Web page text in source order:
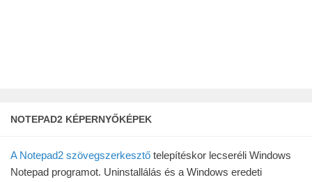
NOTEPAD2 KÉPERNYŐKÉPEK
A Notepad2 szövegszerkesztő telepítéskor lecseréli Windows
Notepad programot. Uninstallálás és a Windows eredeti